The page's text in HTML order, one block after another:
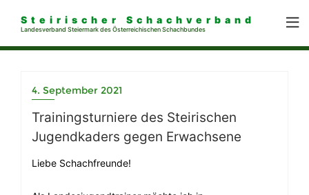
Steirischer Schachverband
Landesverband Steiermark des Österreichischen Schachbundes
4. September 2021
Trainingsturniere des Steirischen
Jugendkaders gegen Erwachsene
Liebe Schachfreunde!